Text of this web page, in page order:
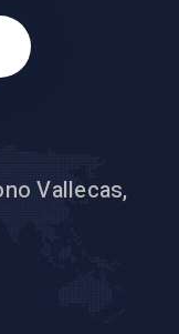
Vallecas,